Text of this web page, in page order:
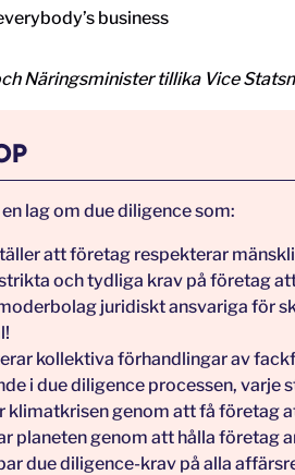
Näringsminister tillika Vice
lag om due diligence som:
att företag respekterar
och tydliga krav på företag
juridiskt ansvariga för
kollektiva förhandlingar av
i due diligence processen, varje
klimatkrisen genom att få företag
planeten genom att hålla företag
due diligence-krav på alla